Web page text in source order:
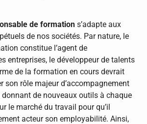
de formation s’adapte aux
de nos sociétés. Par nature, le
constitue l’agent de
entreprises, le développeur de talents
de la formation en cours devrait
son rôle majeur d’accompagnement
de nouveaux outils à chaque
le marché du travail pour qu’il
acteur son employabilité. Ainsi,